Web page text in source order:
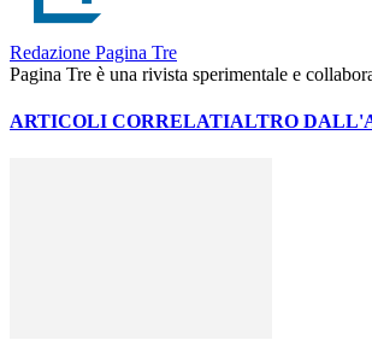
Redazione Pagina Tre
Pagina Tre è una rivista sperimentale e
ARTICOLI CORRELATIALTRO